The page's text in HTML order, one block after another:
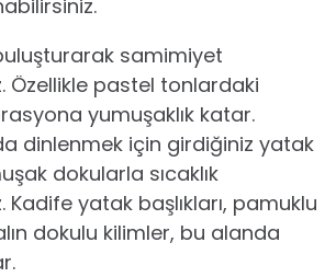
samimiyet
Özellikle pastel tonlardaki
yumuşaklık katar.
dinlenmek için girdiğiniz yatak
dokularla sıcaklık
yatak başlıkları, pamuklu
dokulu kilimler, bu alanda